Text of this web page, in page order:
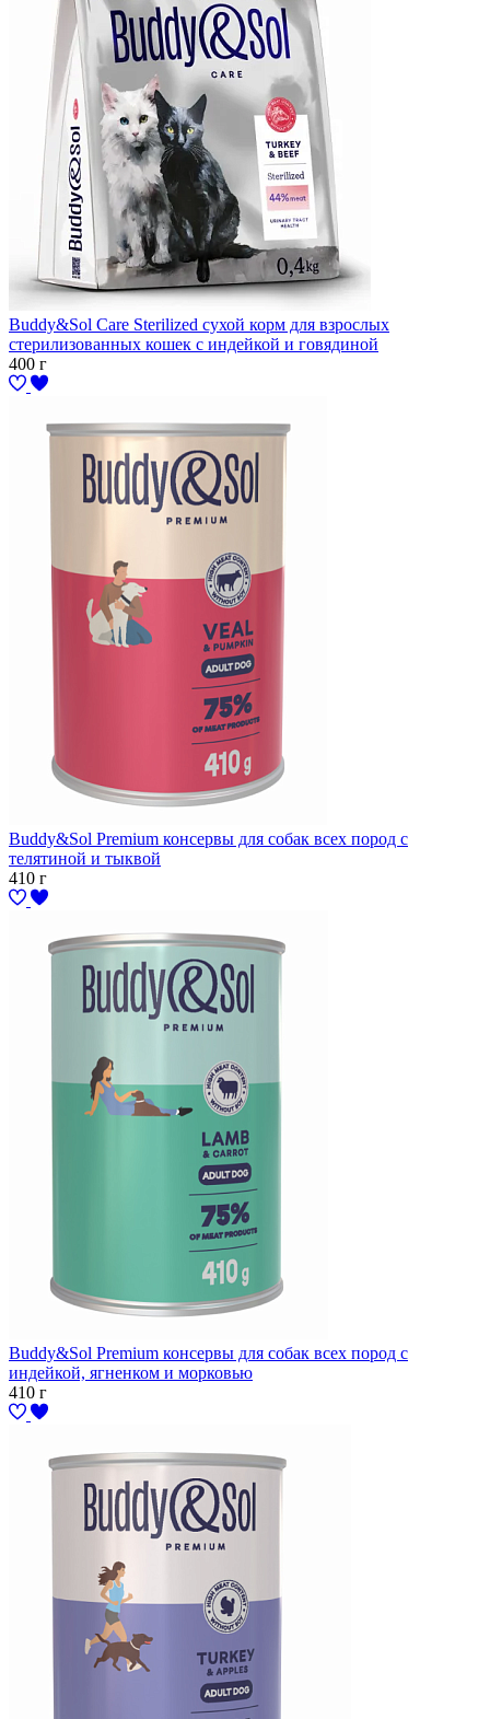
Buddy&Sol Care Sterilized сухой корм для взрослых
стерилизованных кошек с индейкой и говядиной
400 г
Buddy&Sol Premium консервы для собак всех пород с
телятиной и тыквой
410 г
Buddy&Sol Premium консервы для собак всех пород с
индейкой, ягненком и морковью
410 г